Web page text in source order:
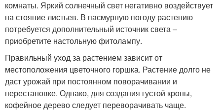
комнаты. Яркий солнечный свет негативно воздействует
на стояние листьев. В пасмурную погоду растению
потребуется дополнительный источник света –
приобретите настольную фитолампу.
Правильный уход за растением зависит от
местоположения цветочного горшка. Растение долго не
даст урожай при постоянном поворачивании и
перестановке. Однако, для создания густой кроны,
кофейное дерево следует переворачивать чаще.